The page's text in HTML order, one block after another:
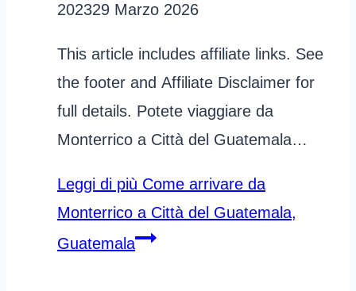
202329 Marzo 2026
This article includes affiliate links. See
the footer and Affiliate Disclaimer for
full details. Potete viaggiare da
Monterrico a Città del Guatemala…
Leggi di più Come arrivare da
Monterrico a Città del Guatemala,
Guatemala